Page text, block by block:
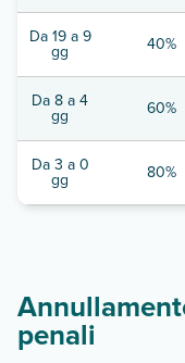
Da 19 a 9
gg 40%
Da 8 a 4
gg 60%
Da 3 a 0
gg 80%
penali